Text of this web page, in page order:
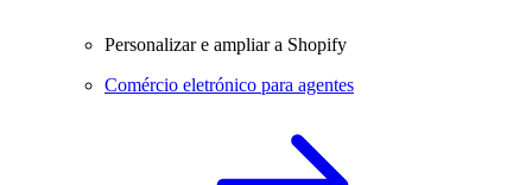
Personalizar e ampliar a Shopify
Comércio eletrónico para agentes